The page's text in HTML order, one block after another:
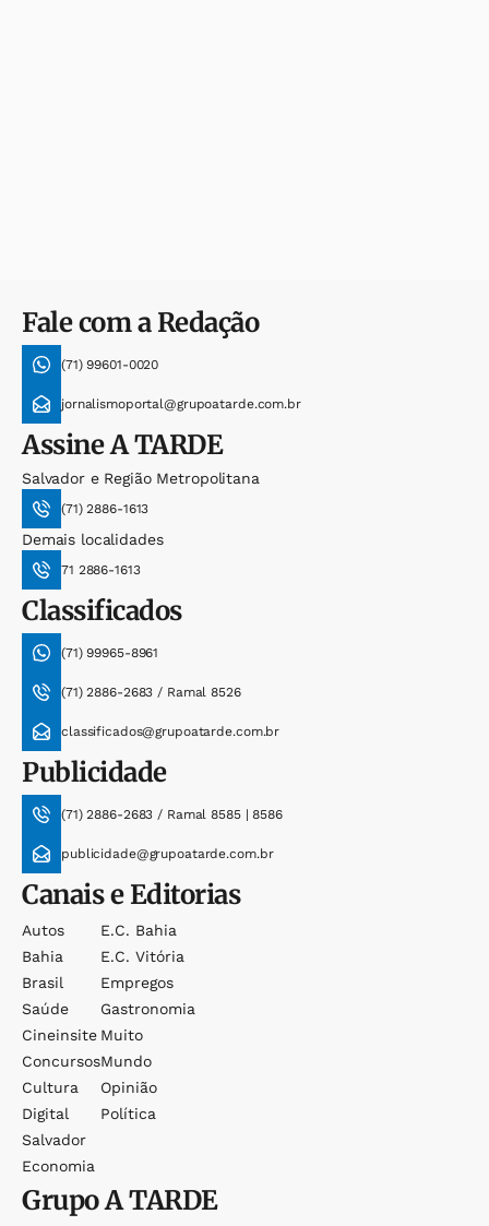
Fale com a Redação
(71) 99601-0020
jornalismoportal@grupoatarde.com.br
AssineA TARDE
Salvador e Região Metropolitana
(71) 2886-1613
Demais localidades
71 2886-1613
Classificados
(71) 99965-8961
(71) 2886-2683 / Ramal 8526
classificados@grupoatarde.com.br
Publicidade
(71) 2886-2683 / Ramal 8585 | 8586
publicidade@grupoatarde.com.br
Canais e Editorias
Autos
Bahia
Brasil
Saúde
Cineinsite
Concursos
Cultura
Digital
Salvador
Economia
E.c. Bahia
E.c. Vitória
Empregos
Gastronomia
Muito
Mundo
Opinião
Política
GrupoA TARDE